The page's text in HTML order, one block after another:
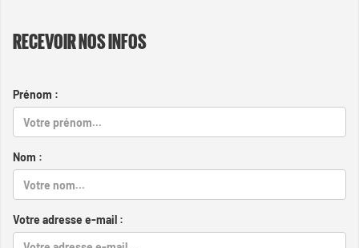
RECEVOIR NOS INFOS
Prénom :
Nom :
Votre adresse e-mail :